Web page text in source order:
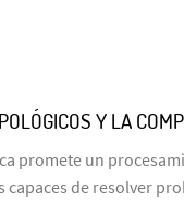
Y LA
promete un
capaces de resolver